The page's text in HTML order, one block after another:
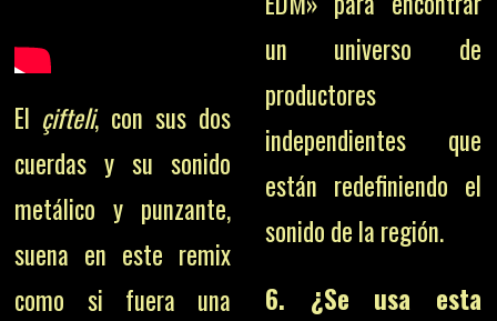
El çifteli, con sus dos
cuerdas y su sonido
metálico y punzante,
suena en este remix
como si fuera una
un universo de
productores
independientes que
están redefiniendo el
sonido de la región.
6. ¿Se usa esta